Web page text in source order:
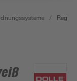
/ Regale